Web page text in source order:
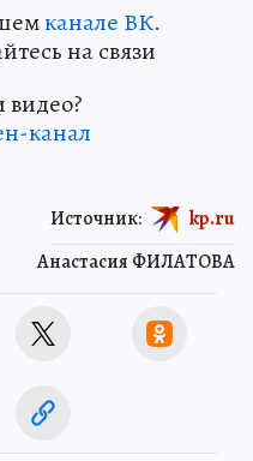
канале ВК.
на связи
канал
Анастасия ФИЛАТОВА
Источник: kp.ru